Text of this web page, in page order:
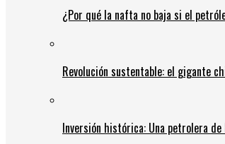
¿Por qué la nafta no baja si el
Revolución sustentable: el gigante
Inversión histórica: Una petrolera